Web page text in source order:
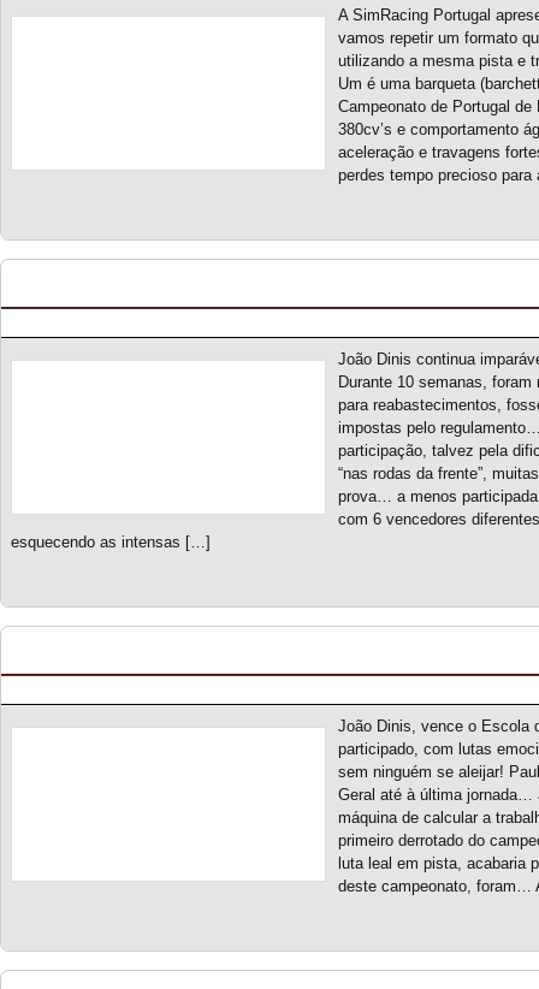
A SimRacing Portugal
vamos repetir um formato
utilizando a mesma pista e
Um é uma barqueta
Campeonato de Portugal
380cv’s e comportamento
aceleração e travagens
perdes tempo precioso
João Dinis continua
Durante 10 semanas,
para reabastecimentos,
impostas pelo
participação, talvez pela
“nas rodas da frente”,
prova… a menos
com 6 vencedores
esquecendo as intensas […]
João Dinis, vence o Escola
participado, com lutas
sem ninguém se aleijar!
Geral até à última jornada…
máquina de calcular a
primeiro derrotado do
luta leal em pista, acabaria
deste campeonato, foram…